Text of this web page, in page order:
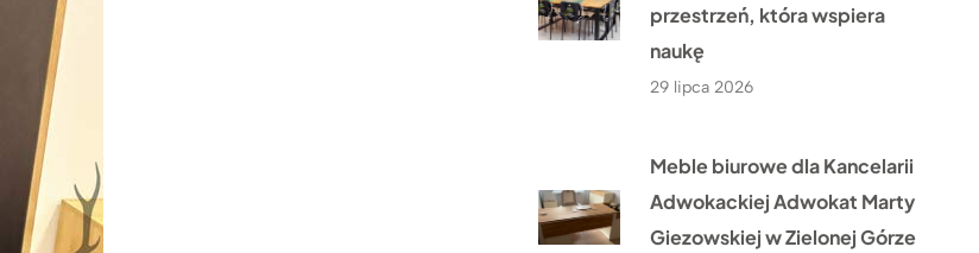
przestrzeń, która wspiera
naukę
29 lipca 2026
Meble biurowe dla Kancelarii
Adwokackiej Adwokat Marty
Giezowskiej w Zielonej Górze